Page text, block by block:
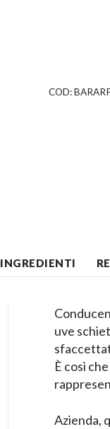
COD:
INGREDIENTI
uve
È così
Azienda,